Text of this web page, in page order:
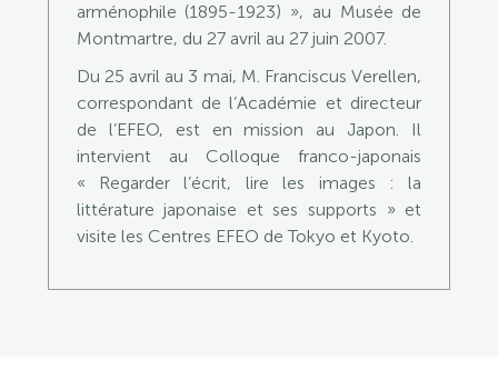
arménophile (1895-1923) », au Musée de
Montmartre, du 27 avril au 27 juin 2007.
Du 25 avril au 3 mai, M. Franciscus Verellen,
correspondant de l’Académie et directeur
de l’EFEO, est en mission au Japon. Il
intervient au Colloque franco-japonais
« Regarder l’écrit, lire les images : la
littérature japonaise et ses supports » et
visite les Centres EFEO de Tokyo et Kyoto.